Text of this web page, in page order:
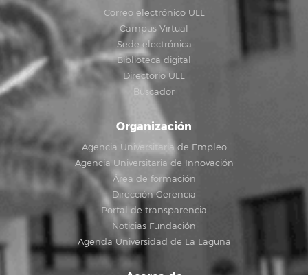
Correo electrónico ULL
Campus Virtual
Sede electrónica
Biblioteca digital
Directorio ULL
Buscador
Organización
Agencia Universitaria de Empleo
Agencia Universitaria de Innovación
Área de formación
Dirección Gerencia
Portal de transparencia
Noticias Fundación
Agenda Universidad de La Laguna